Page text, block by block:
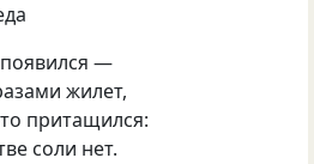
—
жилет,
притащился:
соли нет.